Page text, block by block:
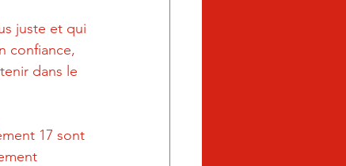
juste et qui
confiance,
dans le
17 sont